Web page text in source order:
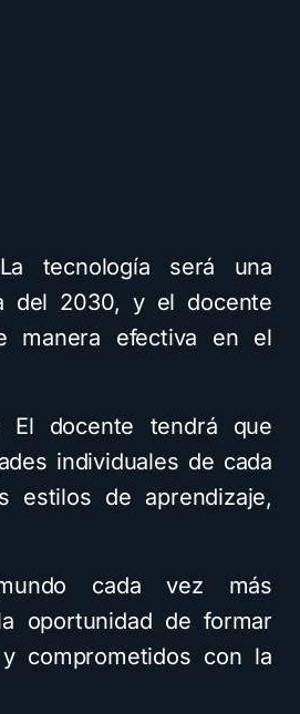
tecnología será una
del 2030, y el docente
manera efectiva en el
El docente tendrá que
individuales de cada
estilos de aprendizaje,
cada vez más
oportunidad de formar
comprometidos con la